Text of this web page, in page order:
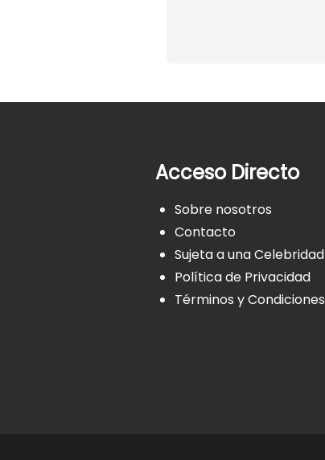
Acceso Directo
Sobre nosotros
Contacto
Sujeta a una Celebridad
Política de Privacidad
Términos y Condiciones